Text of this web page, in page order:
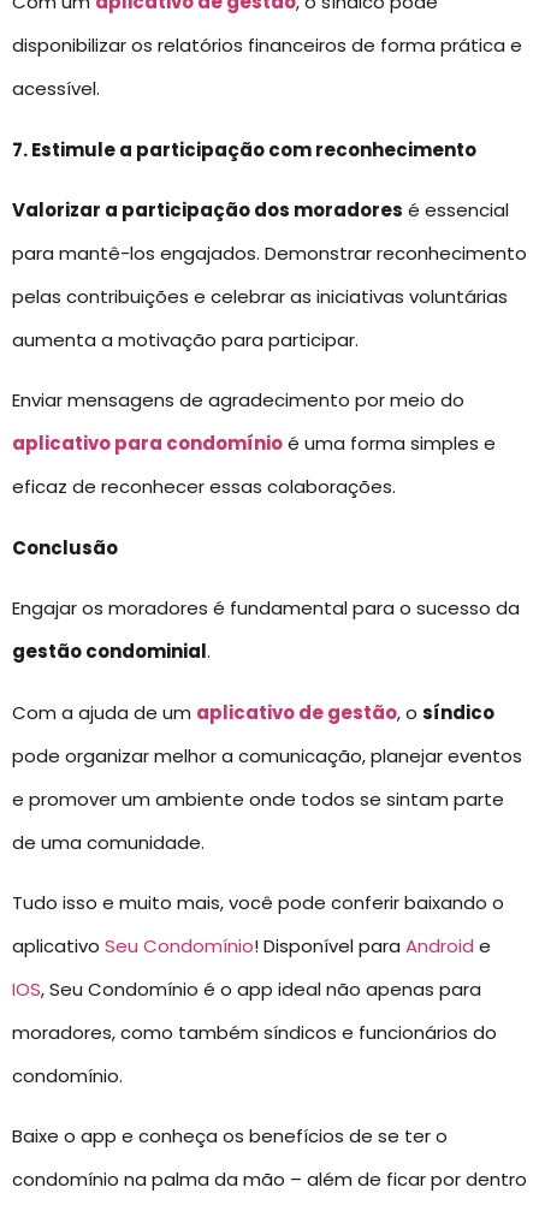
disponibilizar os relatórios financeiros de forma prática e
acessível.
7. Estimule a participação com reconhecimento
Valorizar a participação dos moradores é essencial
para mantê-los engajados. Demonstrar reconhecimento
pelas contribuições e celebrar as iniciativas voluntárias
aumenta a motivação para participar.
Enviar mensagens de agradecimento por meio do
aplicativo para condomínioé uma forma simples e
eficaz de reconhecer essas colaborações.
Conclusão
Engajar os moradores é fundamental para o sucesso da
gestão condominial.
Com a ajuda de um aplicativo de gestão, o síndico
pode organizar melhor a comunicação, planejar eventos
e promover um ambiente onde todos se sintam parte
de uma comunidade.
Tudo isso e muito mais, você pode conferir baixando o
aplicativo Seu Condomínio! Disponível para Android e
IOS, Seu Condomínio é o app ideal não apenas para
moradores, como também síndicos e funcionários do
condomínio.
Baixe o app e conheça os benefícios de se ter o
condomínio na palma da mão – além de ficar por dentro